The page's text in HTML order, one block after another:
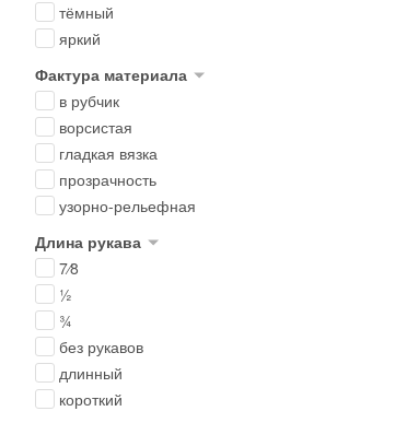
тёмный
яркий
Фактура материала
в рубчик
ворсистая
гладкая вязка
прозрачность
узорно-рельефная
Длина рукава
7⁄8
½
¾
без рукавов
длинный
короткий